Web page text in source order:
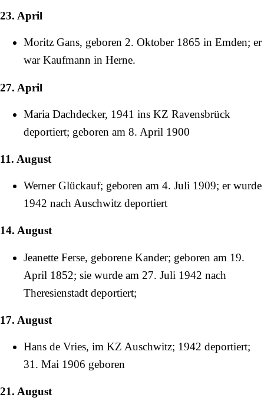
23. April
Moritz Gans, geboren 2. Oktober 1865 in Emden; er
war Kaufmann in Herne.
27. April
Maria Dachdecker, 1941 ins KZ Ravensbrück
deportiert; geboren am 8. April 1900
11. August
Werner Glückauf; geboren am 4. Juli 1909; er wurde
1942 nach Auschwitz deportiert
14. August
Jeanette Ferse, geborene Kander; geboren am 19.
April 1852; sie wurde am 27. Juli 1942 nach
Theresienstadt deportiert;
17. August
Hans de Vries, im KZ Auschwitz; 1942 deportiert;
31. Mai 1906 geboren
21. August